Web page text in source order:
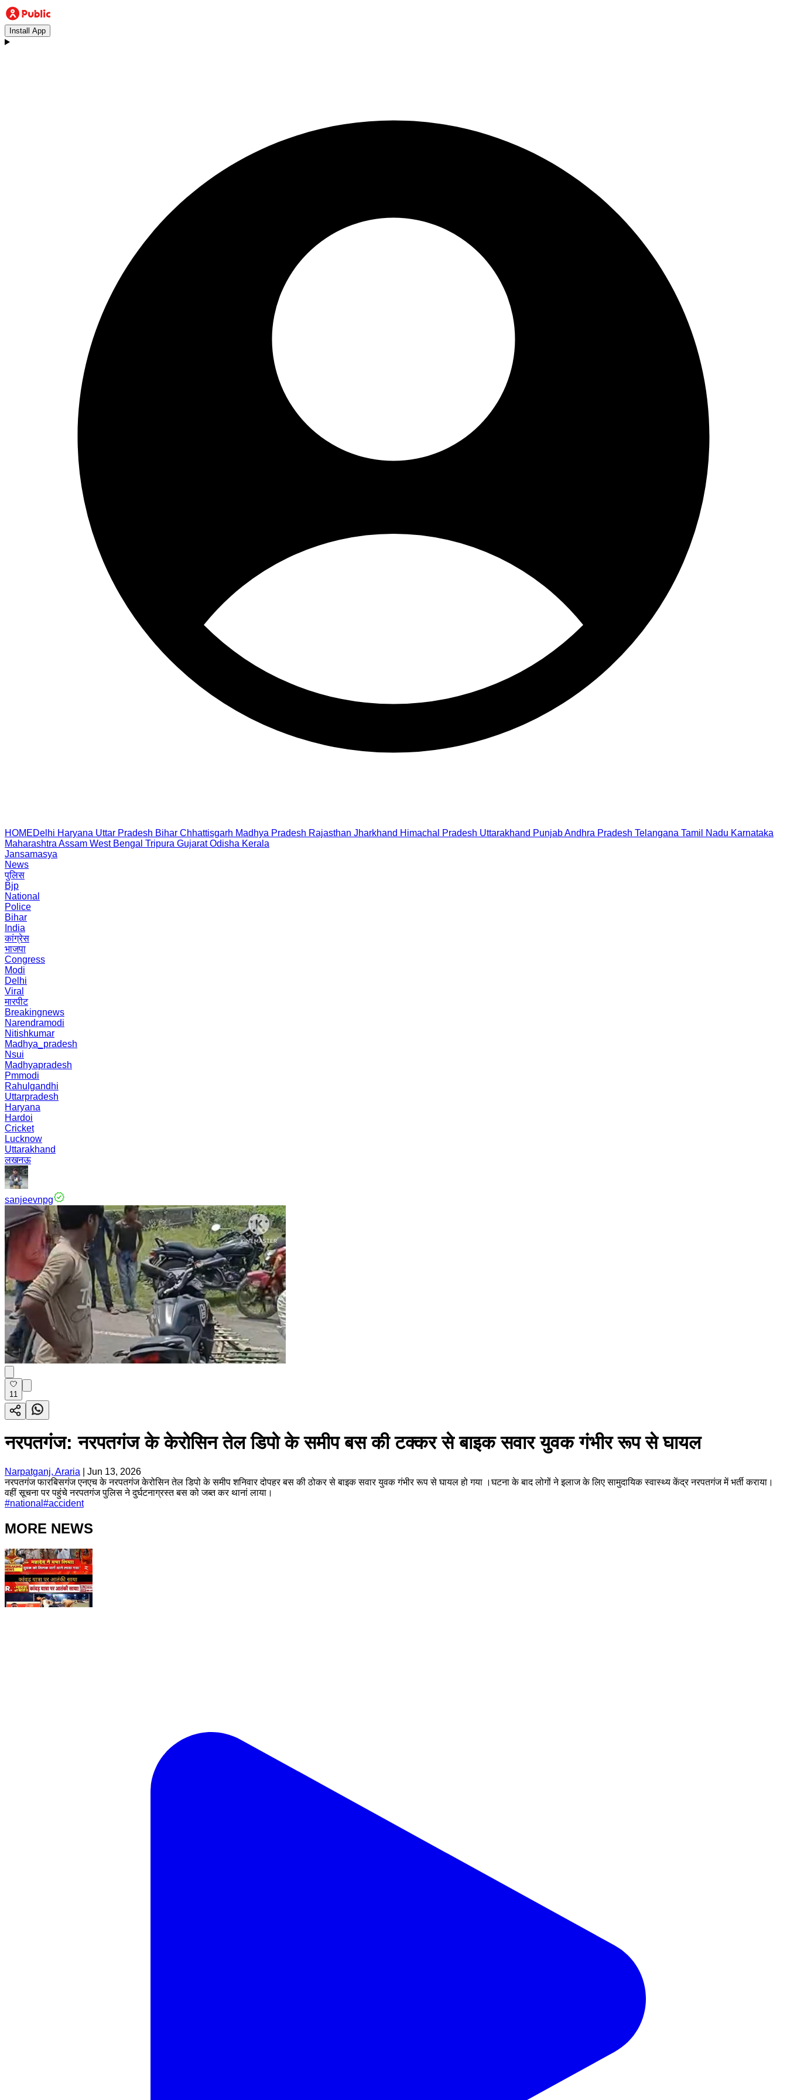
Install App
HOMEDelhi Haryana Uttar Pradesh Bihar Chhattisgarh Madhya Pradesh Rajasthan Jharkhand Himachal Pradesh Uttarakhand PunjabAndhra Pradesh Telangana Tamil Nadu Karnataka
Maharashtra Assam West Bengal Tripura Gujarat Odisha Kerala
Jansamasya
News
पुलिस
Bjp
National
Police
Bihar
India
कांग्रेस
भाजपा
Congress
Modi
Delhi
Viral
मारपीट
Breakingnews
Narendramodi
Nitishkumar
Madhya_pradesh
Nsui
Madhyapradesh
Pmmodi
Rahulgandhi
Uttarpradesh
Haryana
Hardoi
Cricket
Lucknow
Uttarakhand
लखनऊ
sanjeevnpg
11
नरपतगंज: नरपतगंज के केरोसिन तेल डिपो के समीप बस की टक्कर से बाइक सवार युवक गंभीर रूप से घायल
Narpatganj, Araria
Jun 13, 2026
नरपतगंज फारबिसगंज एनएच के नरपतगंज केरोसिन तेल डिपो के समीप शनिवार दोपहर बस की ठोकर से बाइक सवार युवक गंभीर रूप से घायल हो गया ।घटना के बाद लोगों ने इलाज के लिए सामुदायिक स्वास्थ्य केंद्र नरपतगंज में भर्ती कराया।
वहीं सूचना पर पहुंचे नरपतगंज पुलिस ने दुर्घटनाग्रस्त बस को जब्त कर थानां लाया।
#national #accident
MORE NEWS